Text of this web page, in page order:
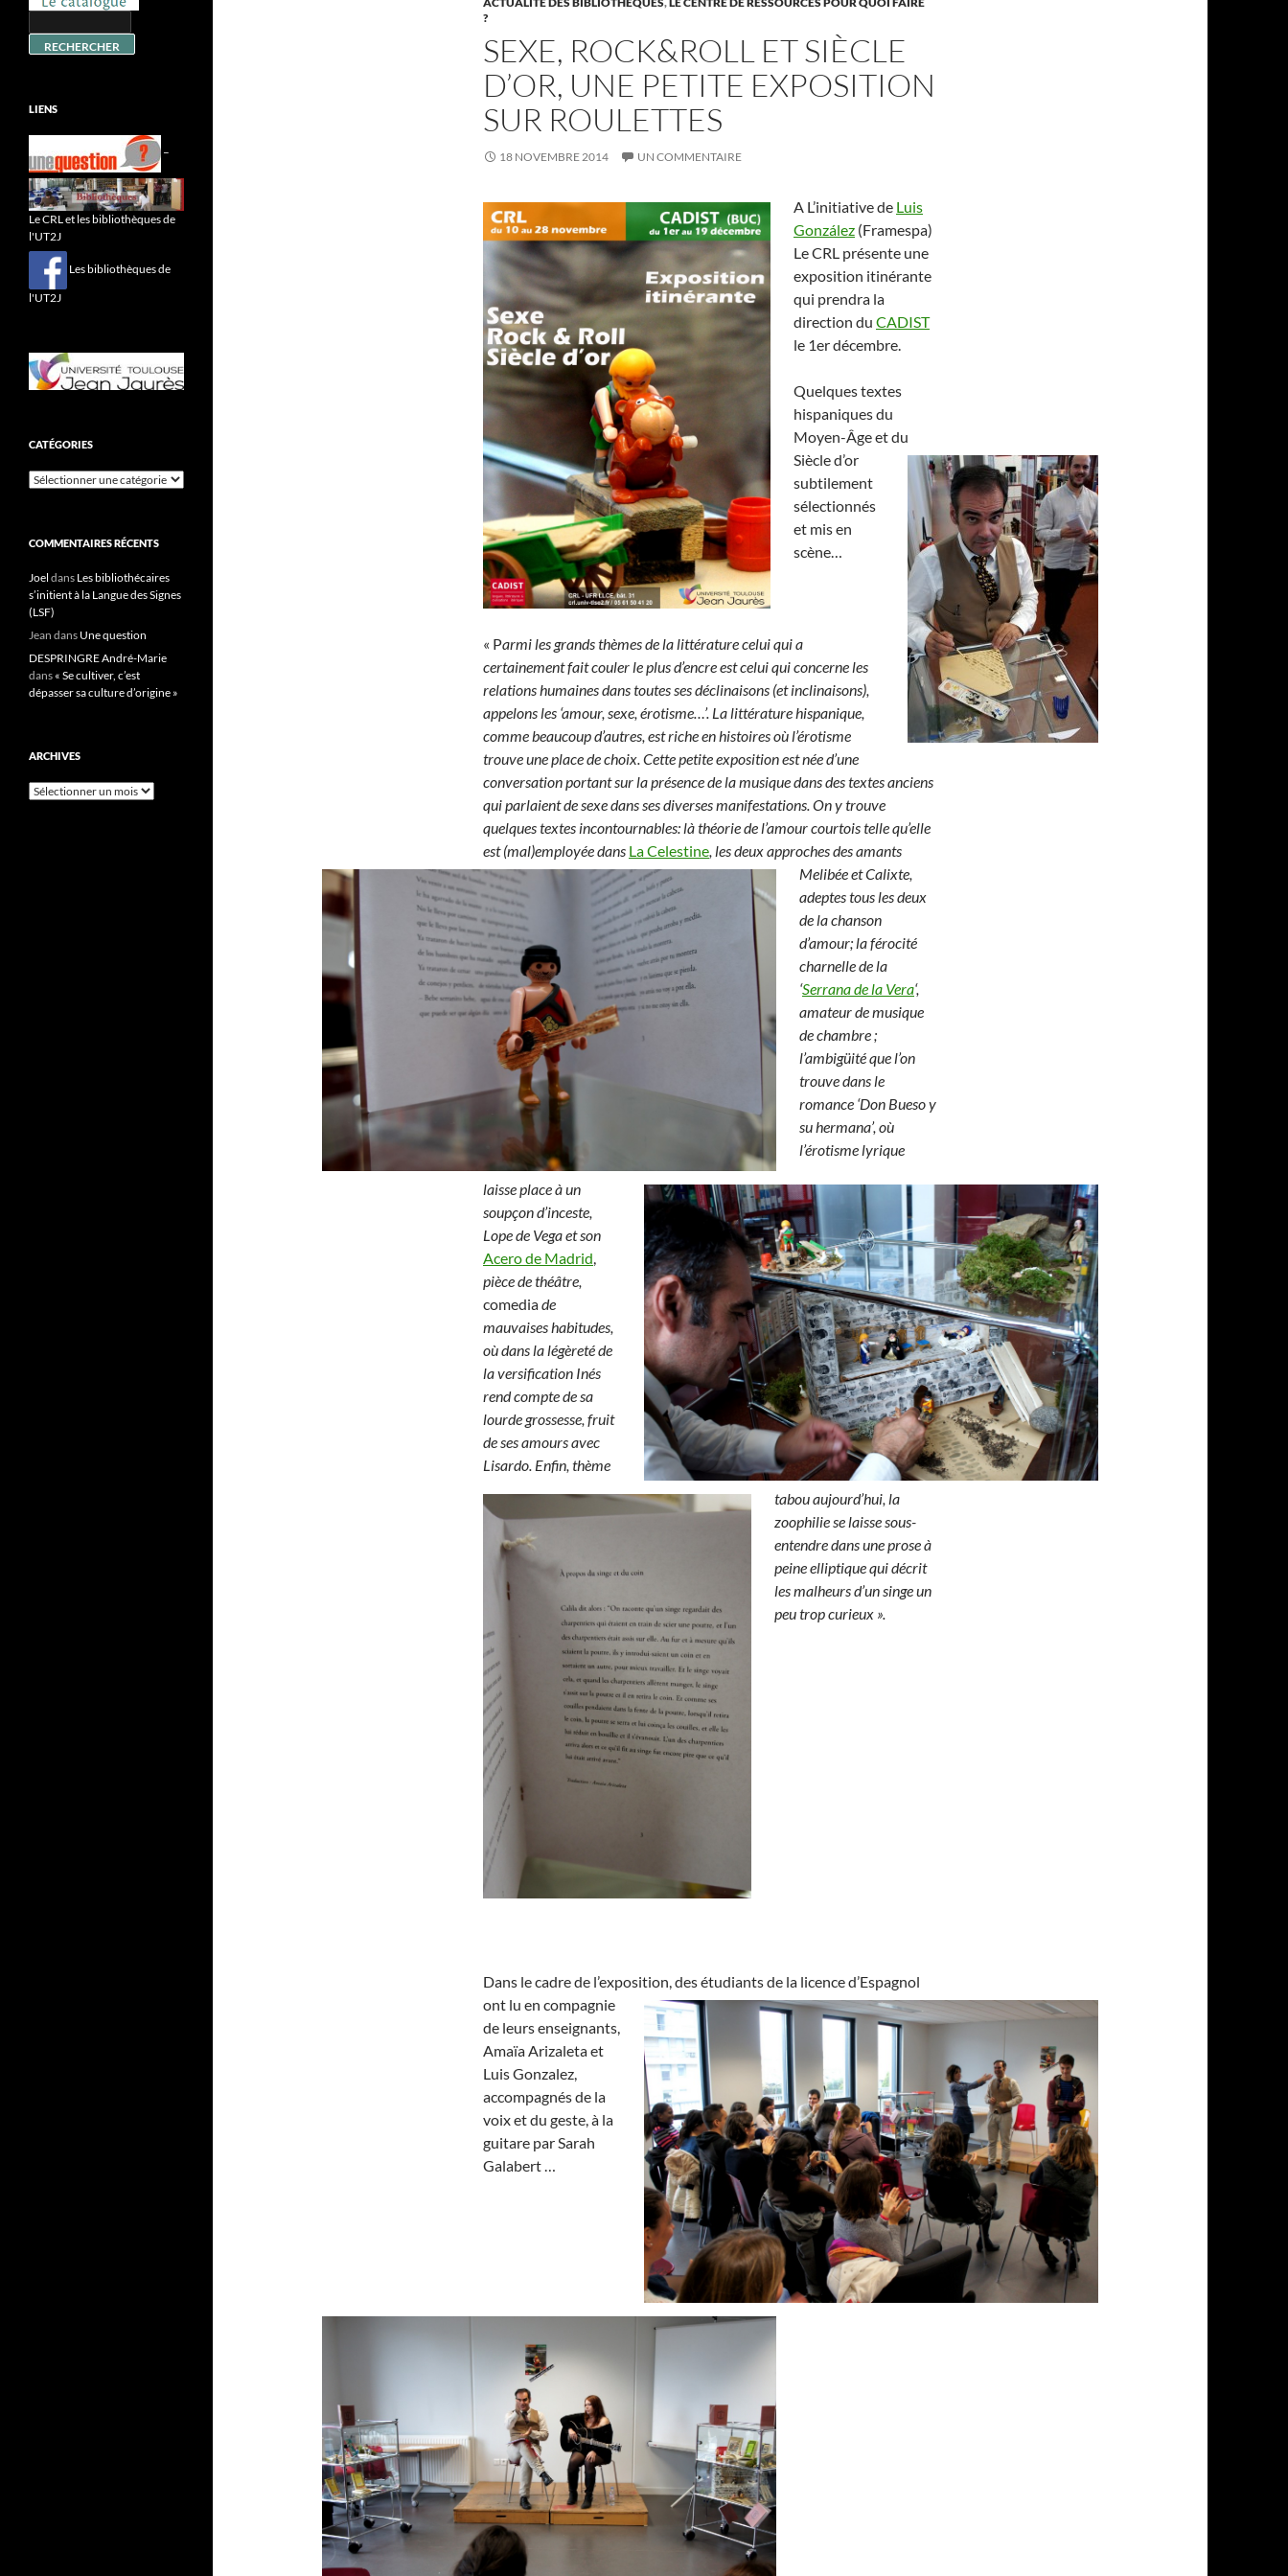
?
SEXE, ROCK&ROLL ET SIÈCLE
D’OR, UNE PETITE EXPOSITION
SUR ROULETTES
18 NOVEMBRE 2014 UN COMMENTAIRE
A L’initiative de Luis
González (Framespa)
Le CRL présente une
exposition itinérante
qui prendra la
direction du CADIST
le 1er décembre.
Quelques textes
hispaniques du
Moyen-Âge et du
Siècle d’or
subtilement
sélectionnés
et mis en
scène…
« Parmi les grands thèmes de la littérature celui qui a
certainement fait couler le plus d’encre est celui qui concerne les
relations humaines dans toutes ses déclinaisons (et inclinaisons),
appelons les ‘amour, sexe, érotisme…’. La littérature hispanique,
comme beaucoup d’autres, est riche en histoires où l’érotisme
trouve une place de choix. Cette petite exposition est née d’une
conversation portant sur la présence de la musique dans des textes anciens
qui parlaient de sexe dans ses diverses manifestations. On y trouve
quelques textes incontournables: là théorie de l’amour courtois telle qu’elle
est (mal)employée dans La Celestine, les deux approches des amants
Melibée et Calixte,
adeptes tous les deux
de la chanson
d’amour; la férocité
charnelle de la
‘Serrana de la Vera‘,
amateur de musique
de chambre ;
l’ambigüité que l’on
trouve dans le
romance ‘Don Bueso y
su hermana’, où
l’érotisme lyrique
laisse place à un
soupçon d’inceste,
Lope de Vega et son
Acero de Madrid,
pièce de théâtre,
comediade
mauvaises habitudes,
où dans la légèreté de
la versification Inés
rend compte de sa
lourde grossesse, fruit
de ses amours avec
Lisardo. Enfin, thème
tabou aujourd’hui, la
zoophilie se laisse sous-
entendre dans une prose à
peine elliptique qui décrit
les malheurs d’un singe un
peu trop curieux ».
Dans le cadre de l’exposition,des étudiants de la licence d’Espagnol
ont lu en compagnie
de leurs enseignants,
Amaïa Arizaleta et
Luis Gonzalez,
accompagnés de la
voix et du geste, à la
guitare par Sarah
Galabert …
LIENS
–
Le CRL et les bibliothèques de
l'UT2J
Les bibliothèques de
l'UT2J
CATÉGORIES
Catégories
COMMENTAIRES RÉCENTS
Joel dans Les bibliothécaires
s’initient à la Langue des Signes
(LSF)
Jean dans Une question
DESPRINGRE André-Marie
dans « Se cultiver, c’est
dépasser sa culture d’origine »
ARCHIVES
Archives